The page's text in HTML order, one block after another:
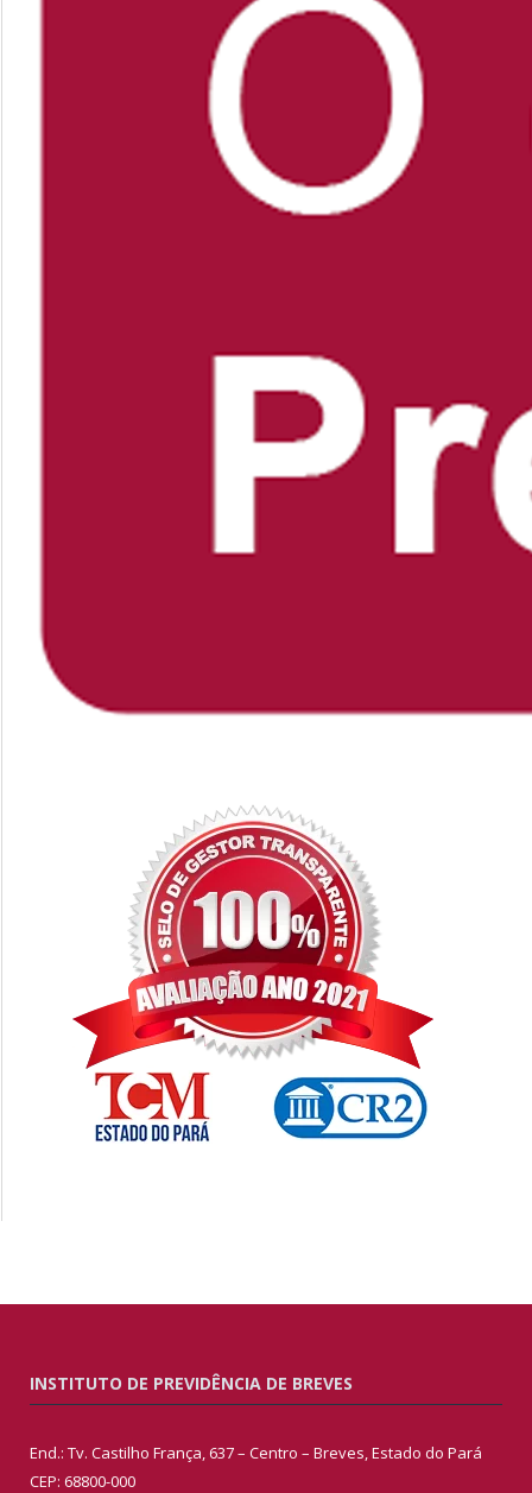
INSTITUTO DE PREVIDÊNCIA DE BREVES
End.: Tv. Castilho França, 637 – Centro – Breves, Estado do Pará
CEP: 68800-000